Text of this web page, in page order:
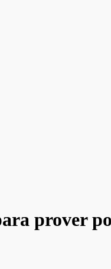
prover